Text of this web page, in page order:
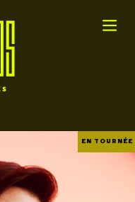
EN TOURNÉE